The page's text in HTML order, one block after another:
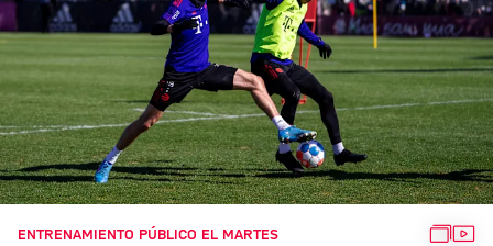
ENTRENAMIENTO PÚBLICO EL MARTES